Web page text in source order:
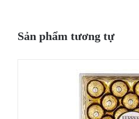
Sản phẩm tương tự